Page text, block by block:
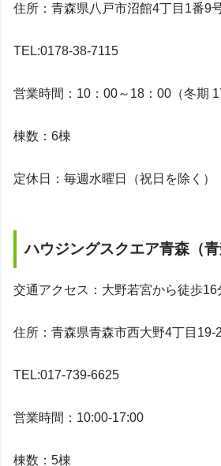
住所：青森県八戸市沼館4丁目1番9
TEL:0178-38-7115
営業時間：10：00～18：00（冬期
棟数：6棟
定休日：毎週水曜日（祝日を除く）
ハウジングスクエア青森（青
交通アクセス：大野若宮から徒歩16
住所：青森県青森市西大野4丁目19-
TEL:017-739-6625
営業時間：10:00-17:00
棟数：5棟